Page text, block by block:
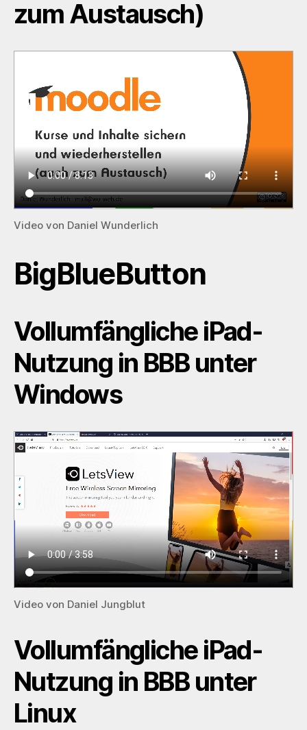
zum Austausch)
Video von Daniel Wunderlich
BigBlueButton
Vollumfängliche iPad-
Nutzung in BBB unter
Windows
Video von Daniel Jungblut
Vollumfängliche iPad-
Nutzung in BBB unter
Linux